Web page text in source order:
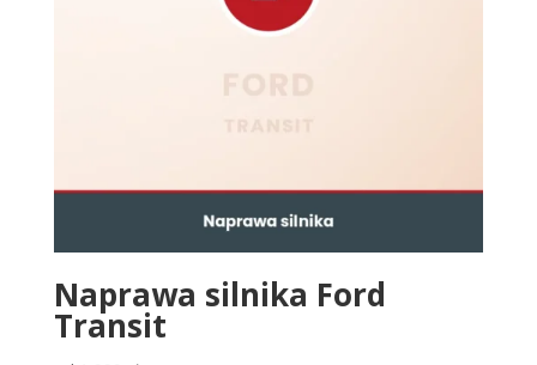
Naprawa silnika Ford
Transit